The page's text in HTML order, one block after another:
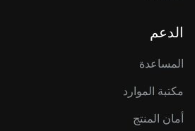
الدعم
المساعدة
مكتبة الموارد
أمان المنتج